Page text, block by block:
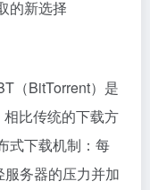
（BitTorrent）是
比传统的下载方
式下载机制：每
务器的压力并加